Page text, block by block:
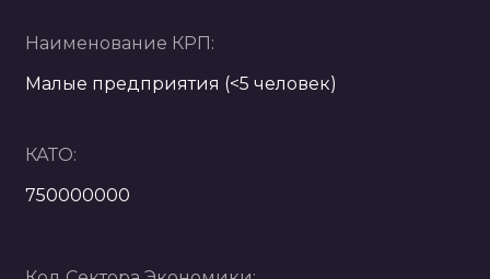
Наименование КРП:
Малые предприятия (<5 человек)
КАТО:
750000000